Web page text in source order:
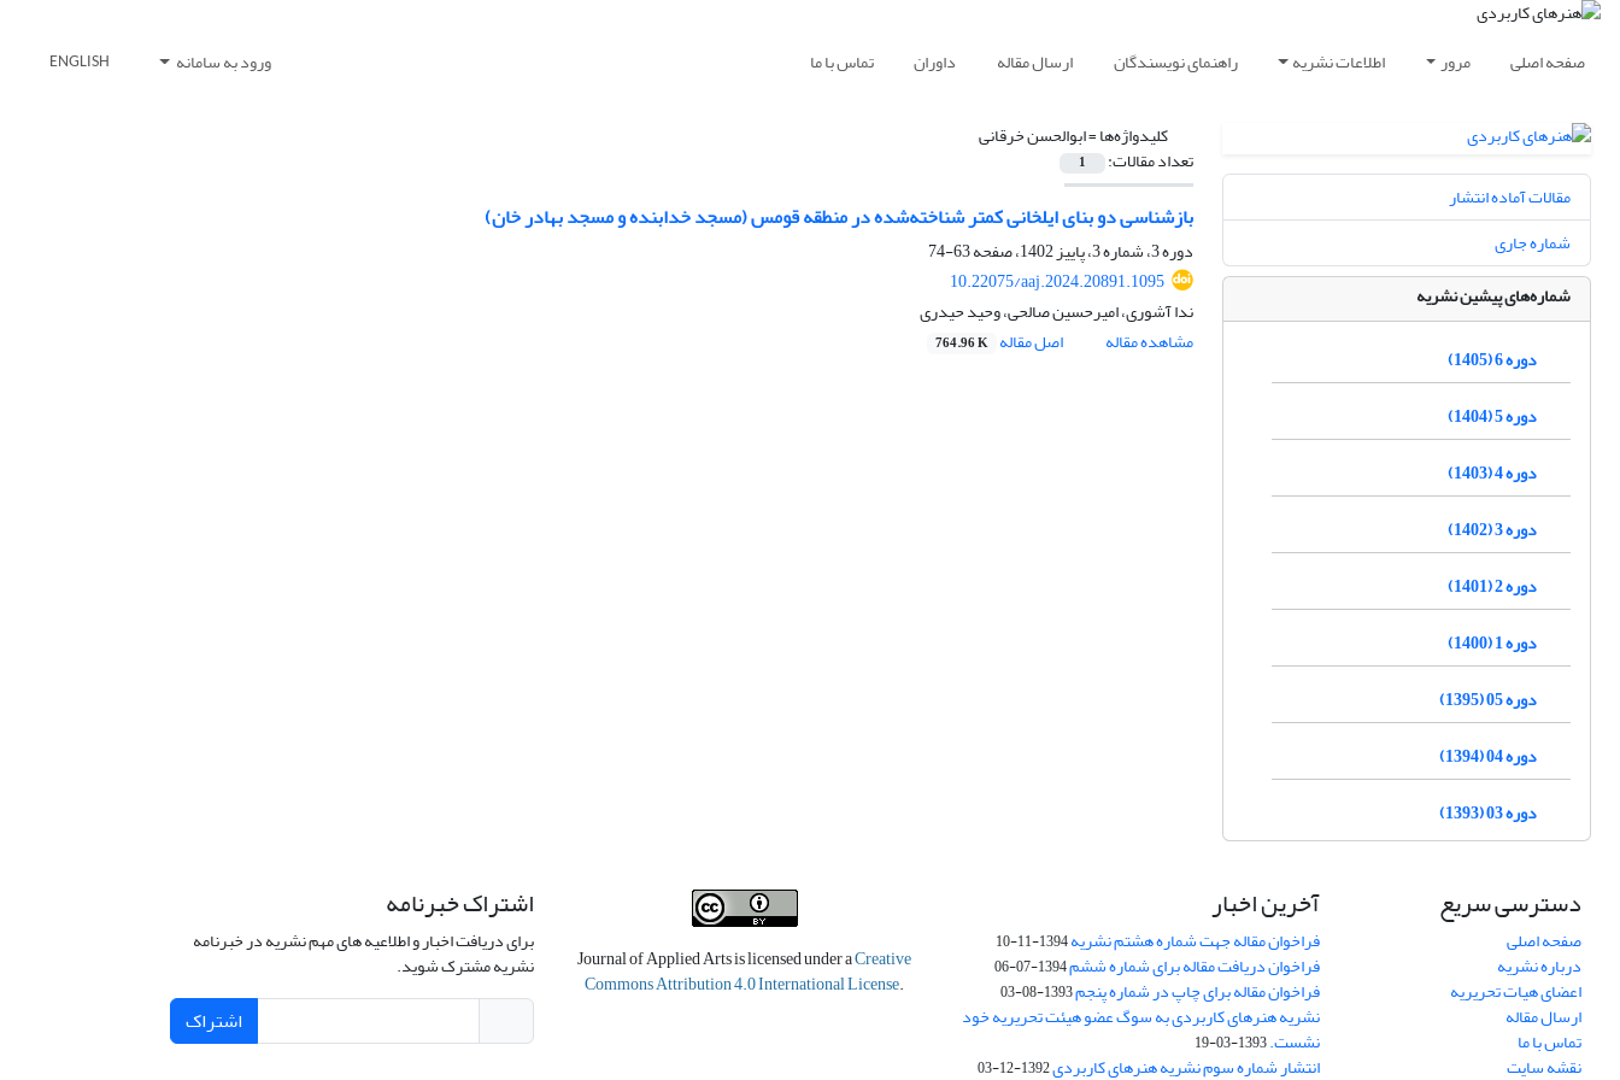
صفحه اصلی مرور اطلاعات نشریه راهنمای نویسندگان ارسال مقاله داوران تماس با ما ورود به سامانه ENGLISH
کلیدواژه‌ها =ابوالحسن خرقانی
تعداد مقالات: 1
بازشناسی دو بنای ایلخانی کمتر شناخته‌شده در منطقه قومس (مسجد خدابنده و مسجد بهادر خان)
دوره 3، شماره 3، پاییز 1402، صفحه
63-74
10.22075/aaj.2024.20891.1095
ندا آشوری، امیرحسین صالحی، وحید حیدری
مشاهده مقاله
اصل مقاله 764.96 K
مقالات آماده انتشار
شماره جاری
شماره‌های پیشین نشریه
دوره 6 (1405)
دوره 5 (1404)
دوره 4 (1403)
دوره 3 (1402)
دوره 2 (1401)
دوره 1 (1400)
دوره 05 (1395)
دوره 04 (1394)
دوره 03 (1393)
دسترسی سریع
صفحه اصلی
درباره نشریه
اعضای هیات تحریریه
ارسال مقاله
تماس با ما
نقشه سایت
آخرین اخبار
فراخوان مقاله جهت شماره هشتم نشریه1394-11-10
فراخوان دریافت مقاله برای شماره ششم1394-07-06
فراخوان مقاله برای چاپ در شماره پنجم1393-08-03
نشریه هنرهای کاربردی به سوگ عضو هیئت تحریریه خود
نشست.1393-03-19
انتشار شماره سوم نشریه هنرهای کاربردی1392-12-03
Journal of Applied Arts is licensed under aCreative
Commons Attribution 4.0 International License.
اشتراک خبرنامه
برای دریافت اخبار و اطلاعیه های مهم نشریه در خبرنامه
نشریه مشترک شوید.
اشتراک